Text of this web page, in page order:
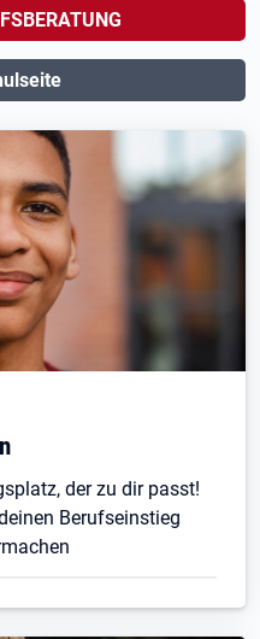
der zu dir passt!
Berufseinstieg